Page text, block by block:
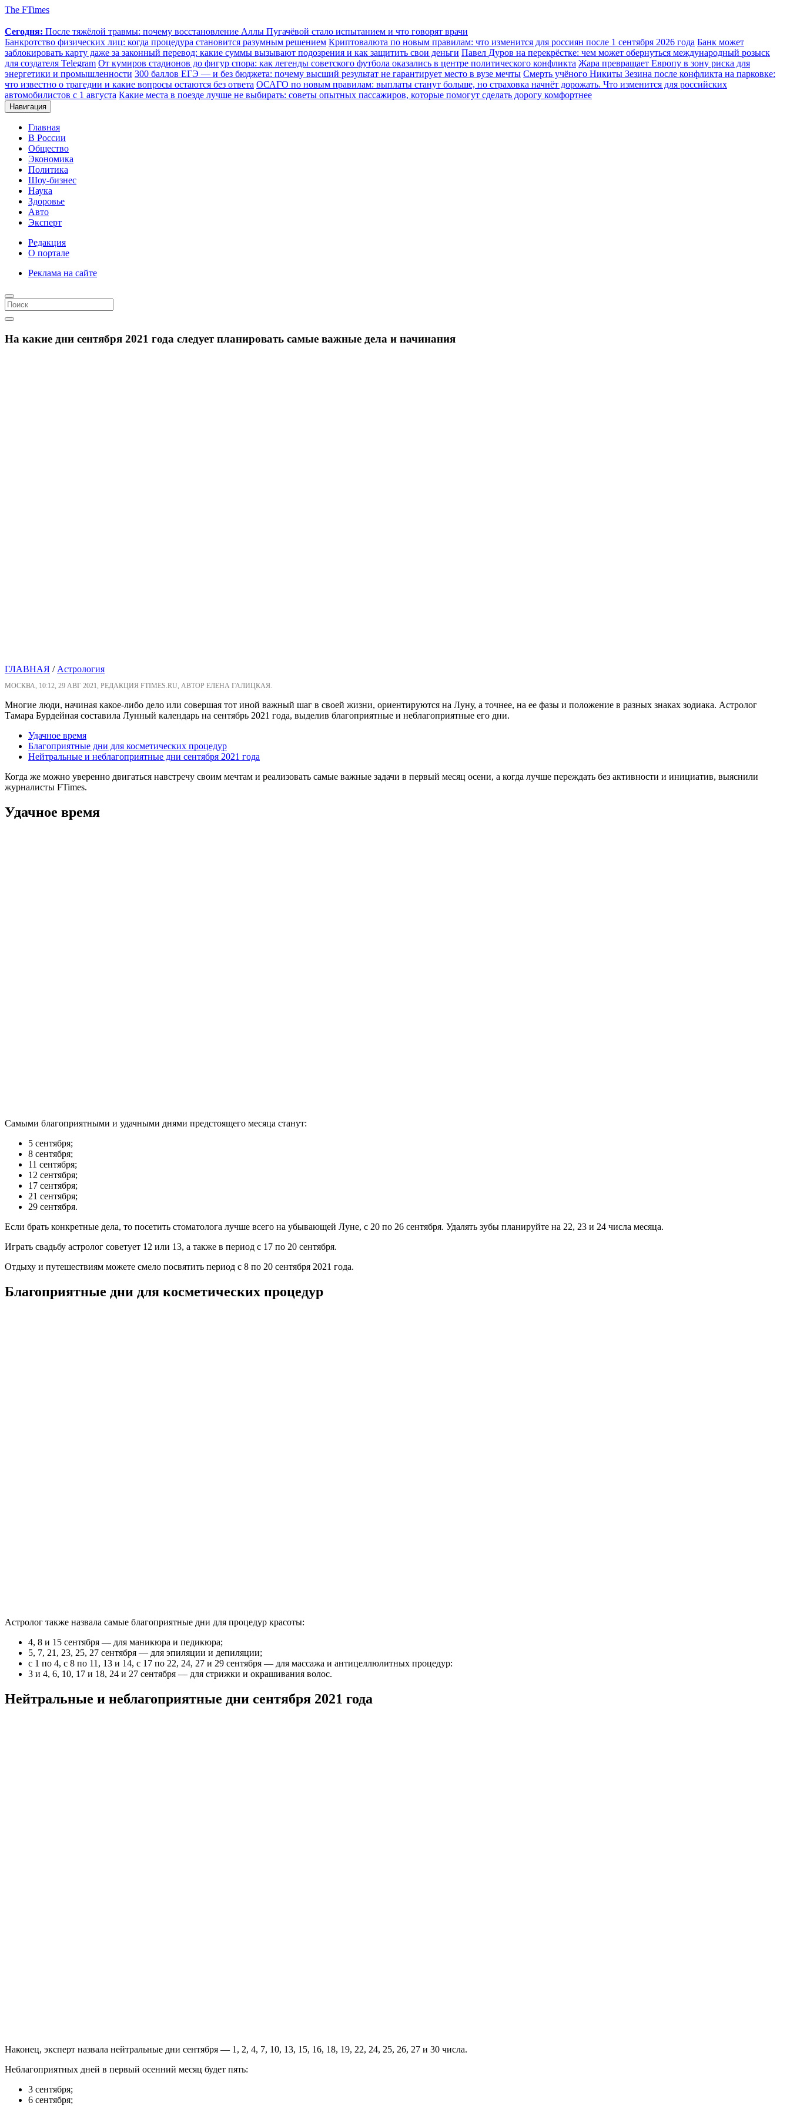
The FTimes
Сегодня: После тяжёлой травмы: почему восстановление Аллы Пугачёвой стало испытанием и что говорят врачи
Банкротство физических лиц: когда процедура становится разумным решением Криптовалюта по новым правилам: что изменится для россиян после 1 сентября 2026 года Банк может
заблокировать карту даже за законный перевод: какие суммы вызывают подозрения и как защитить свои деньги Павел Дуров на перекрёстке: чем может обернуться международный розыск
для создателя Telegram От кумиров стадионов до фигур спора: как легенды советского футбола оказались в центре политического конфликта Жара превращает Европу в зону риска для
энергетики и промышленности 300 баллов ЕГЭ — и без бюджета: почему высший результат не гарантирует место в вузе мечты Смерть учёного Никиты Зезина после конфликта на парковке:
что известно о трагедии и какие вопросы остаются без ответа ОСАГО по новым правилам: выплаты станут больше, но страховка начнёт дорожать. Что изменится для российских
автомобилистов с 1 августа Какие места в поезде лучше не выбирать: советы опытных пассажиров, которые помогут сделать дорогу комфортнее
Навигация
Главная
В России
Общество
Экономика
Политика
Шоу-бизнес
Наука
Здоровье
Авто
Эксперт
Редакция
О портале
Реклама на сайте
На какие дни сентября 2021 года следует планировать самые важные дела и начинания
ГЛАВНАЯ /Астрология
МОСКВА, 10:12, 29 АВГ 2021, РЕДАКЦИЯ FTIMES.RU, АВТОР ЕЛЕНА ГАЛИЦКАЯ.
Многие люди, начиная какое-либо дело или совершая тот иной важный шаг в своей жизни, ориентируются на Луну, а точнее, на ее фазы и положение в разных знаках зодиака. Астролог
Тамара Бурдейная составила Лунный календарь на сентябрь 2021 года, выделив благоприятные и неблагоприятные его дни.
Удачное время
Благоприятные дни для косметических процедур
Нейтральные и неблагоприятные дни сентября 2021 года
Когда же можно уверенно двигаться навстречу своим мечтам и реализовать самые важные задачи в первый месяц осени, а когда лучше переждать без активности и инициатив, выяснили
журналисты FTimes.
Удачное время
Самыми благоприятными и удачными днями предстоящего месяца станут:
5 сентября;
8 сентября;
11 сентября;
12 сентября;
17 сентября;
21 сентября;
29 сентября.
Если брать конкретные дела, то посетить стоматолога лучше всего на убывающей Луне, с 20 по 26 сентября. Удалять зубы планируйте на 22, 23 и 24 числа месяца.
Играть свадьбу астролог советует 12 или 13, а также в период с 17 по 20 сентября.
Отдыху и путешествиям можете смело посвятить период с 8 по 20 сентября 2021 года.
Благоприятные дни для косметических процедур
Астролог также назвала самые благоприятные дни для процедур красоты:
4, 8 и 15 сентября — для маникюра и педикюра;
5, 7, 21, 23, 25, 27 сентября — для эпиляции и депиляции;
с 1 по 4, с 8 по 11, 13 и 14, с 17 по 22, 24, 27 и 29 сентября — для массажа и антицеллюлитных процедур:
3 и 4, 6, 10, 17 и 18, 24 и 27 сентября — для стрижки и окрашивания волос.
Нейтральные и неблагоприятные дни сентября 2021 года
Наконец, эксперт назвала нейтральные дни сентября — 1, 2, 4, 7, 10, 13, 15, 16, 18, 19, 22, 24, 25, 26, 27 и 30 числа.
Неблагоприятных дней в первый осенний месяц будет пять:
3 сентября;
6 сентября;